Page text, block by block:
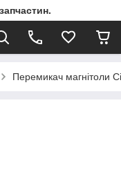
Перемикач магнітоли